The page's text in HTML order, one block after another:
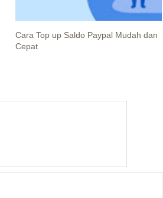
Cara Top up Saldo Paypal Mudah dan
Cepat